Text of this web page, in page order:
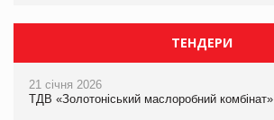
ТЕНДЕРИ
21 січня 2026
ТДВ «Золотоніський маслоробний комбінат»